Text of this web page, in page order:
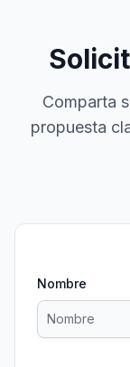
Comparta
propuesta
Nombre